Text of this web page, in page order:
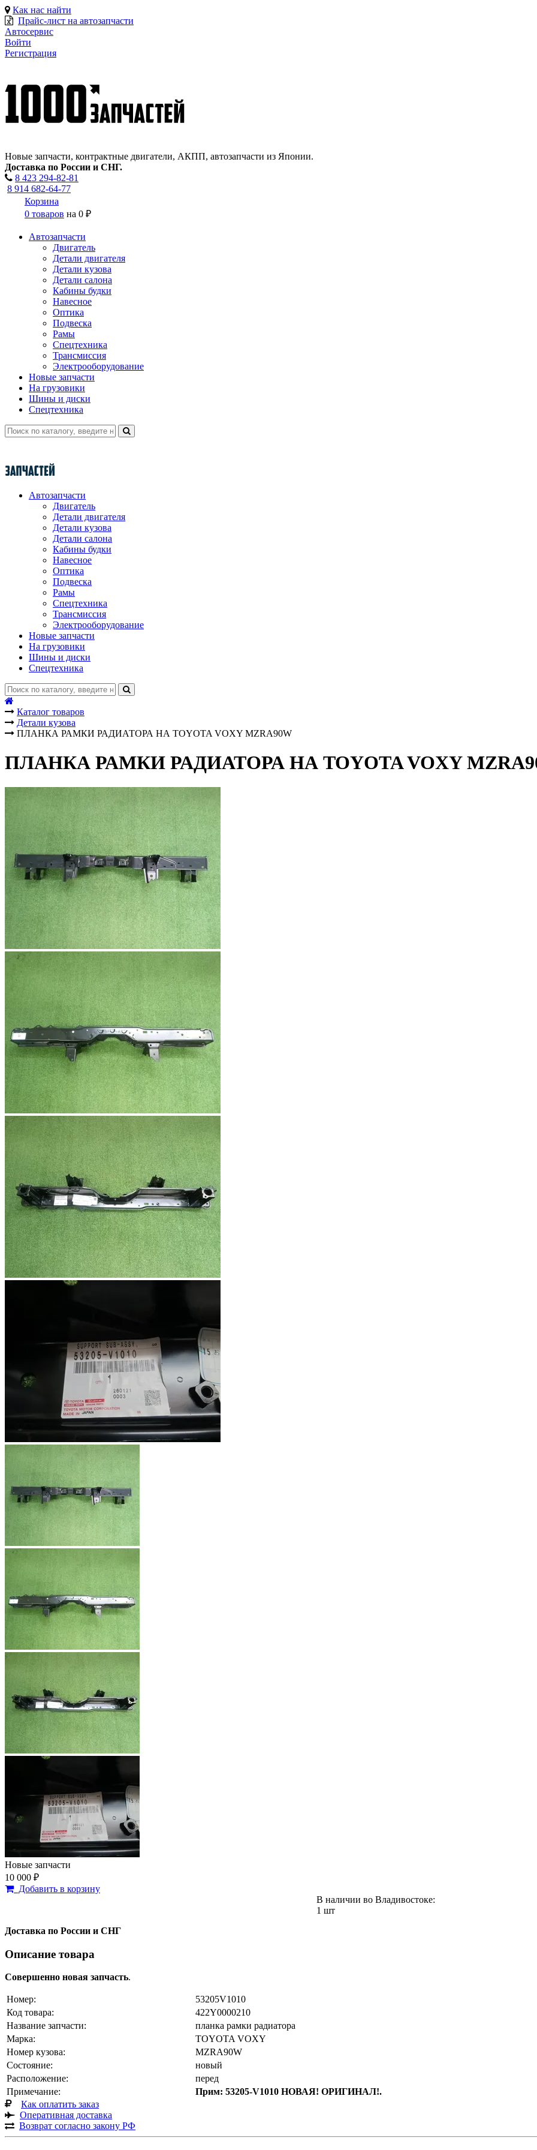
Как нас найти
Прайс-лист на автозапчасти
Автосервис
Войти
Регистрация
Новые запчасти, контрактные двигатели, АКПП, автозапчасти из Японии.
Доставка по России и СНГ.
8 423 294-82-81
8 914 682-64-77
Корзина
0 товаров на 0 ₽
Автозапчасти
Двигатель
Детали двигателя
Детали кузова
Детали салона
Кабины будки
Навесное
Оптика
Подвеска
Рамы
Спецтехника
Трансмиссия
Электрооборудование
Новые запчасти
На грузовики
Шины и диски
Спецтехника
Автозапчасти
Двигатель
Детали двигателя
Детали кузова
Детали салона
Кабины будки
Навесное
Оптика
Подвеска
Рамы
Спецтехника
Трансмиссия
Электрооборудование
Новые запчасти
На грузовики
Шины и диски
Спецтехника
Каталог товаров
Детали кузова
ПЛАНКА РАМКИ РАДИАТОРА НА TOYOTA VOXY MZRA90W
ПЛАНКА РАМКИ РАДИАТОРА НА TOYOTA VOXY
Новые запчасти
10 000 ₽
Добавить в корзину
В наличии во Владивостоке:
1 шт
Доставка по России и СНГ
Описание товара
Совершенно новая запчасть.
Номер:
53205V1010
Код товара:
422Y0000210
Название запчасти:
планка рамки радиатора
Марка:
TOYOTA VOXY
Номер кузова:
MZRA90W
Состояние:
новый
Расположение:
перед
Примечание:
Прим: 53205-V1010 НОВАЯ! ОРИГИНАЛ!.
Как оплатить заказ
Оперативная доставка
Возврат согласно закону РФ